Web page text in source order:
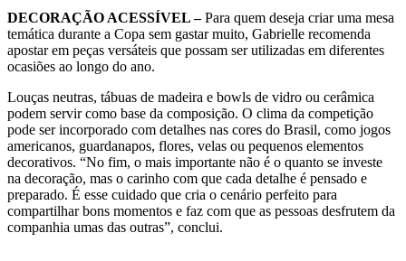
DECORAÇÃO ACESSÍVEL –Para quem deseja criar uma mesa
temática durante a Copa sem gastar muito, Gabrielle recomenda
apostar em peças versáteis que possam ser utilizadas em diferentes
ocasiões ao longo do ano.
Louças neutras, tábuas de madeira e bowls de vidro ou cerâmica
podem servir como base da composição. O clima da competição
pode ser incorporado com detalhes nas cores do Brasil, como jogos
americanos, guardanapos, flores, velas ou pequenos elementos
decorativos. “No fim, o mais importante não é o quanto se investe
na decoração, mas o carinho com que cada detalhe é pensado e
preparado. É esse cuidado que cria o cenário perfeito para
compartilhar bons momentos e faz com que as pessoas desfrutem da
companhia umas das outras”, conclui.